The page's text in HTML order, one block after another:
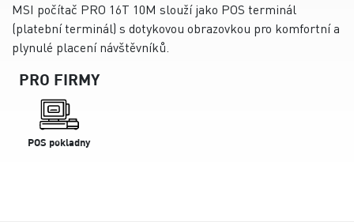
MSI počítač PRO 16T 10M slouží jako POS terminál
(platební terminál) s dotykovou obrazovkou pro komfortní a
plynulé placení návštěvníků.
PRO FIRMY
POS pokladny